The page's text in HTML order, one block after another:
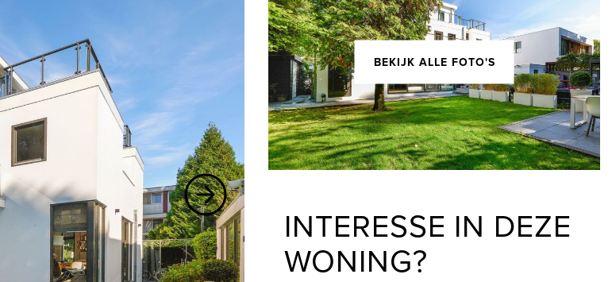
volgende
BEKIJK ALLE FOTO'S
INTERESSE IN DEZE
WONING?